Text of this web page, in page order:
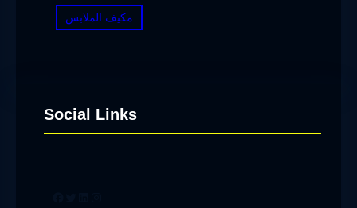
مكيف الملابس
Social Links